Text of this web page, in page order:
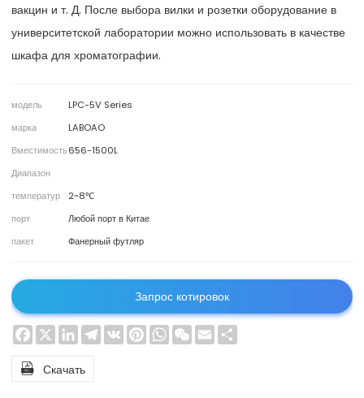
вакцин и т. Д. После выбора вилки и розетки оборудование в
университетской лаборатории можно использовать в качестве
шкафа для хроматографии.
модель
LPC-5V Series
марка
LABOAO
Вместимость656-1500L
Диапазон
температур
2~8℃
порт
Любой порт в Китае
пакет
Фанерный футляр
Запрос котировок
Facebook
X LinkedInTelegram
VK PinterestWhatsApp
WeChat
Email
 Скачать